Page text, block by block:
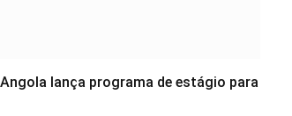
lança programa de estágio para